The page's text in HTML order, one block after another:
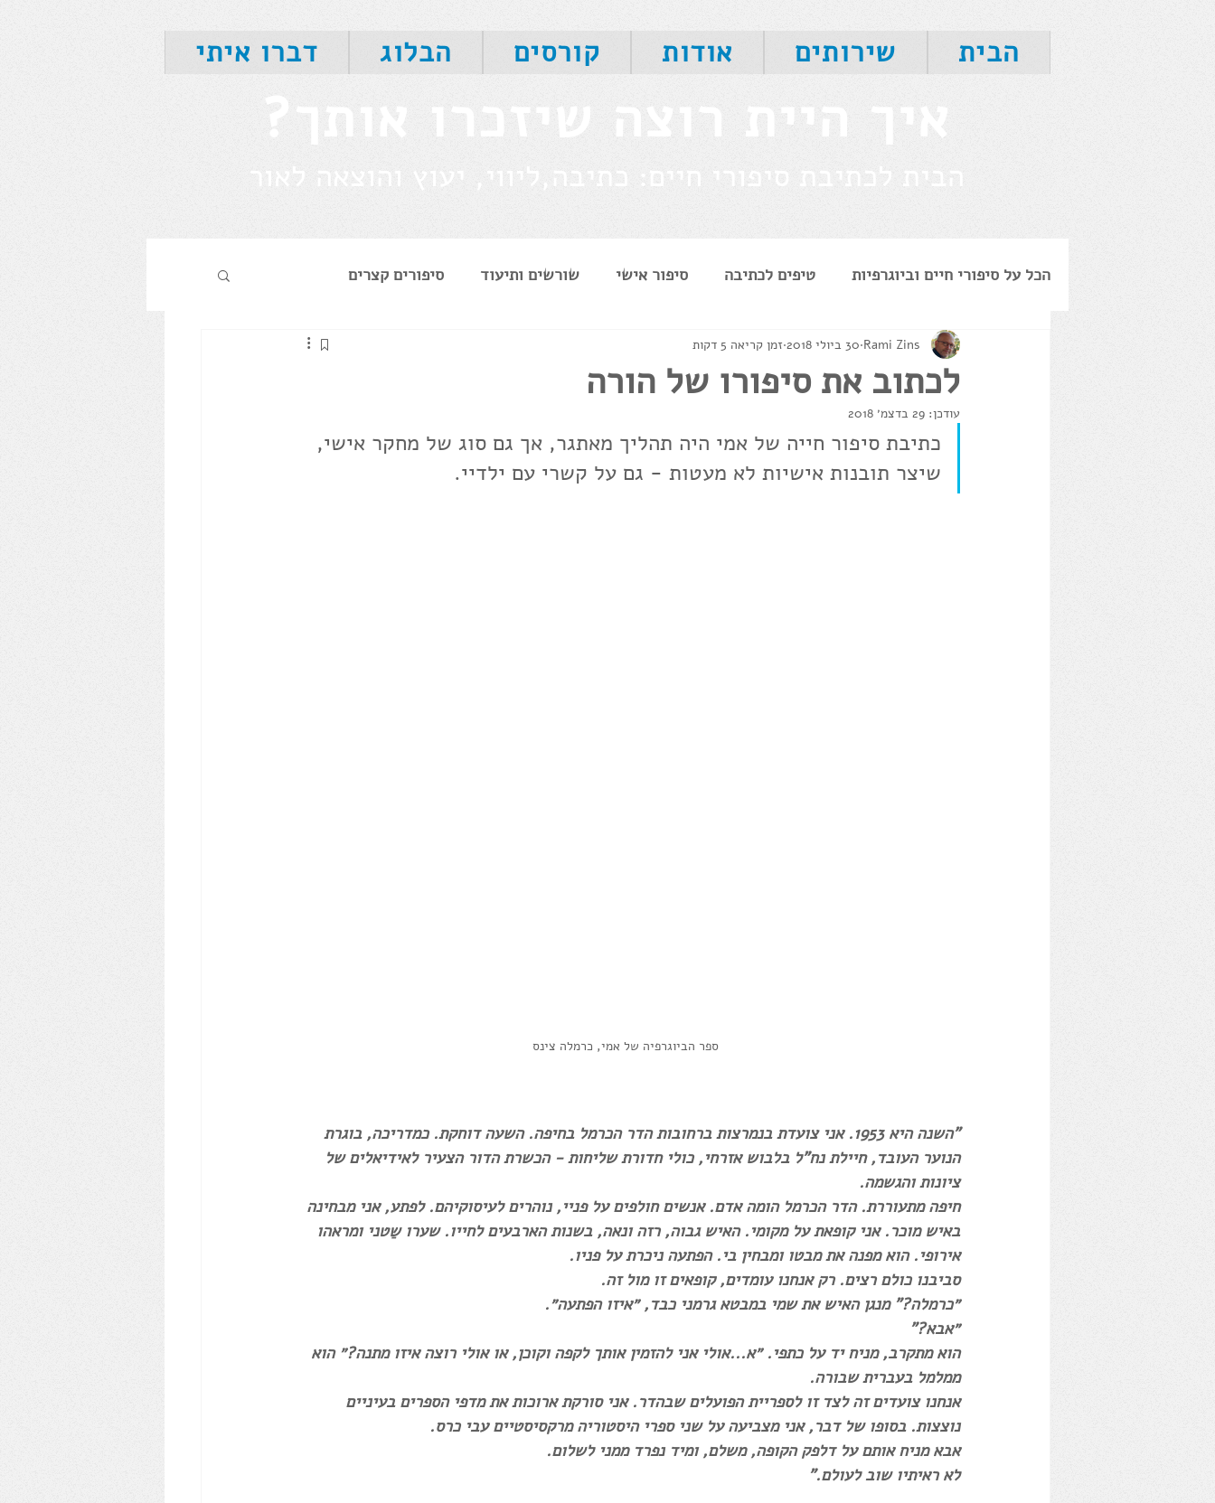
הבית שירותים אודות קורסים הבלוג דברו איתי
איך היית רוצה שיזכרו אותך?
הבית לכתיבת סיפורי חיים: כתיבה,ליווי, יעוץ והוצאה לאור
הכל על סיפורי חיים וביוגרפיות טיפים לכתיבה סיפור אישי שורשים ותיעוד סיפורים קצרים
ביוגרפיות אישיות הנצחה תיעוד וזיכרון
הרצאות
לכתוב את סיפורו של הורה
Rami Zins 30 ביולי 2018 זמן קריאה 5 דקות
עודכן: 29 בדצמ׳ 2018
כתיבת סיפור חייה של אמי היה תהליך מאתגר, אך גם סוג של מחקר אישי,
שיצר תובנות אישיות לא מעטות - גם על קשרי עם ילדיי.
ספר הביוגרפיה של אמי, כרמלה צינס
"השנה היא 1953. אני צועדת בנמרצות ברחובות הדר הכרמל בחיפה. השעה דוחקת. כמדריכה, בוגרת
הנוער העובד, חיילת נח"ל בלבוש אזרחי, כולי חדורת שליחות - הכשרת הדור הצעיר לאידיאלים של
ציונות והגשמה.
חיפה מתעוררת. הדר הכרמל הומה אדם. אנשים חולפים על פניי, נוהרים לעיסוקיהם. לפתע, אני מבחינה
באיש מוכר. אני קופאת על מקומי. האיש גבוה, רזה ונאה, בשנות הארבעים לחייו. שערו שַטני ומראהו
אירופי. הוא מפנה את מבטו ומבחין בי. הפתעה ניכרת על פניו.
סביבנו כולם רצים. רק אנחנו עומדים, קופאים זו מול זה.
״כרמלה?" מנגן האיש את שמי במבטא גרמני כבד, ״איזו הפתעה״.
״אבא?"
הוא מתקרב, מניח יד על כתפי. ״א...אולי אני להזמין אותך לקפה וקוכן, או אולי רוצה איזו מתנה?״ הוא
ממלמל בעברית שבורה.
אנחנו צועדים זה לצד זו לספריית הפועלים שבהדר. אני סורקת ארוכות את מדפי הספרים בעיניים
נוצצות. בסופו של דבר, אני מצביעה על שני ספרי היסטוריה מרקסיסטיים עבי כרס.
אבא מניח אותם על דלפק הקופה, משלם, ומיד נפרד ממני לשלום.
לא ראיתיו שוב לעולם."